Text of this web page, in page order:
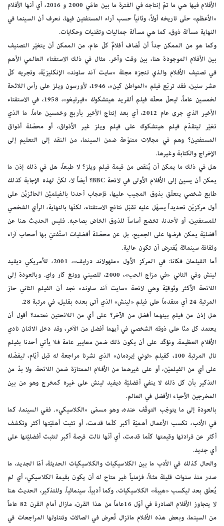
الأفلام فيها هي ما تمّ إنتاجه في الفترة ما بين عامَي 2000 و 2016، أي أنها الأفلام
«الأعظم» حتّى تاريخه أولاً، وثانياً حسب آراء المستفتين فيها، نعرف أن السينما في
النهاية مسألة ذوق، كما هي مسألة جماليات وتقنيات وحكايات.
وكما هو من الممكن جداً أن تُضاف أفلامٌ كلّ عام، من الممكن أن يتغيّر التصنيف
بين الأفلام الموجودة هنا، بين وقت وآخر. مثال في ذلك الاستفتاء العالمي الأهم
في تصنيف الأفلام والذي تنجزه مجلة «سايت آند ساوند» الإنكليزيّة، وتجريه كلّ
عشر سنين، فقد تربّع فيلم «المواطن كين»، 1946، لأورسون ويلز على رأس اللائحة
لخمسين عاماً، ليحلّ محلّه فيلم ألفريد هيتشكوك «فيرتيغو»، 1958، في الاستفتاء
الأخير الذي جرى عام 2012، أي بعد إنتاج الأخير بأربع وخمسين عاماً. ما الذي
تغيّر ليتقدّم فيلم هيتشكوك على فيلم ويلز غير الأذواق، أو محصّلة أذواق
المستفتين؟ وهم في مجالات متنوّعة ضمن السينما، من النقد إلى التعليم إلى
الإخراج والكتابة وغيرها.
هل في ذلك ما يمكن أن يُنقص من قيمة فيلم ويلز؟ لا طبعاً، هل في ذلك إذن ما
يمكن أن يسيئ إلى الأفلام الأولى في لائحة BBC؟ أيضاً لا، لكنْ لهذه الإجابة كذلك
طابع شخصي يتعلّق بذوق المجيب عليها، فإعجاب أحدنا بالفيلميْن الحائزيْن على
أول مركزيْن تحديداً يسهّل عليه تقبّل نتائج الاستفتاء، لكنّها بالنهاية، الرأي الشخصي
للمستفتين، أو لأحدنا، تخضع أساساً للذوق الخاض بصاحبه. فليس الحديث هنا عن
أفضليّة يمكن فرضها على الجميع، بل عن محصّلة أفضليات استُفتيَ بها أصحاب آراء
وثقافة سينمائة يُفترض أن تكون عالية.
أما الفيلمان فكانا: في المركز الأول «ملهولاند درايف»، 2001، للأمريكي ديفيد
لينش وفي الثاني «في مزاج الحب»، 2000، للصيني وونغ كار واي. وبالعودة إلى
اللائحة الأكثر وثوقيّة وهي لائحة «سايت آند ساوند» نجد أن الفيلم الثاني حاز
المرتبة 24 أي متقدماً على فيلم «لينش» الذي أتى بعده بقليل، في مرتبة 28.
هل إذن من فيلم بينهما أفضل من الآخر؟ على أي من اللائحتين نعتمد؟ أقول أن
يعتمد كل منّا على ذوقه الشخصي في أيهما أفضل من الآخر، وقد دخل الاثنان نادي
الأفلام العظيمة. ونؤكّد على أن يكون ذلك ضمن معايير عامة فلا يأتي أحدنا بفيلم
نال المرتبة 100، كفيلم «توني إيردمان» الذي نشرنا مراجعة له قبل أيّام، ليفضّله
على أي من الفيلميْن، أو على غيرهما من الأفلام الممتازة ضمن اللائحة. ولا بدّ من
التذكير بأن كل ذلك لا ينفي أفضليّة ديفيد لينش على غيره كمخرج وهو من بين
المخرجين الأحياء الأفضل في العالم.
بالعودة إلى ما يتوجّب التوقّف عنده، وهو مسمّى «الكلاسيكي». ففي السينما، كما
في الأدب، تكسب الأعمال أهميّة أكبر كلّما قدمت، أو تثبت أهليّتها أكثر وتكشف
أكثر عن فرادتها وقيمتها كلّما قدمت، أي أنّها نالت فرصة أكبر لتثبت أفضليّتها على
أي جديد.
والحال كذلك في الأدب ما بين الكلاسيكيات والكلاسيكيات الحديثة، أمّا الجديد، ما
صدر منذ سنوات قليلة مثلاً، فزمنياً غير متاح له أن يكون بقيمة الكلاسيكي، أي لم
يُعتّق بعد ليكسب «هيبة» الكلاسيكيات، وكما أدبياً، سينمائياً. وللتذكير، الحديث هنا
لا يتجاوز الأفلام الصادرة في أوّل 16عاماً من هذا القرن، مازال أمام القرن 82 عاماً
من السينما، وبعض هذه الأفلام ماتزال تُعرض في الصالات وتتناولها المراجعات في